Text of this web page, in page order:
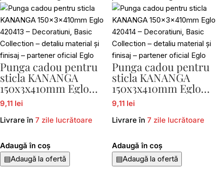
Punga cadou pentru
sticla KANANGA
150x3x410mm Eglo
420413
9,11 lei
Livrare în 7 zile lucrătoare
Adaugă în coș
▤Adaugă la ofertă
Punga cadou pentru
sticla KANANGA
150x3x410mm Eglo
420414
9,11 lei
Livrare în 7 zile lucrătoare
Adaugă în coș
▤Adaugă la ofertă